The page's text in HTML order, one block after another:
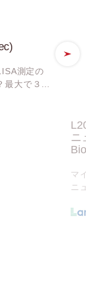
測定の
大で３プ
ニ
マ
ニ